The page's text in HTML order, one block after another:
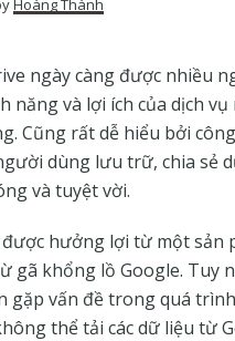
Hoàng Thành
ngày càng được nhiều
năng và lợi ích của dịch vụ
Cũng rất dễ hiểu bởi
dùng lưu trữ, chia sẻ
và tuyệt vời.
hưởng lợi từ một sản
gã khổng lồ Google. Tuy
gặp vấn đề trong quá
thể tải các dữ liệu từ